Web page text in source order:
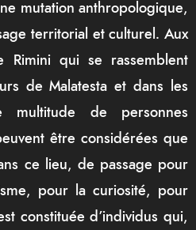
mutation anthropologique,
territorial et culturel. Aux
Rimini qui se rassemblent
de Malatesta et dans les
de personnes
être considérées que
ce lieu, de passage pour
pour la curiosité, pour
constituée d’individus qui,